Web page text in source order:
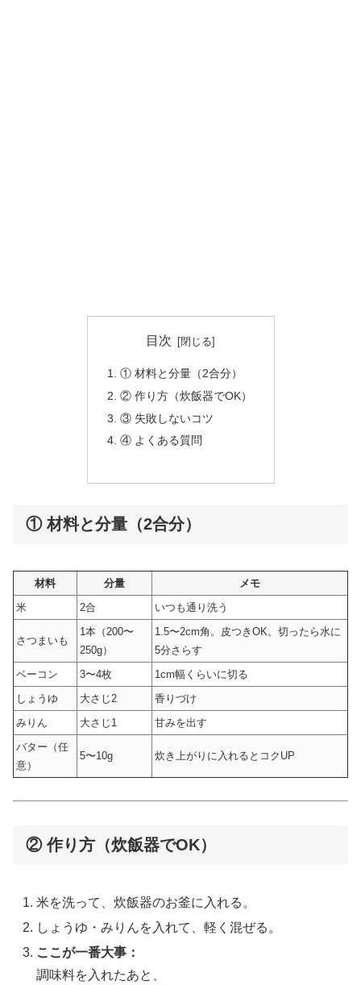
目次
① 材料と分量（2合分）
② 作り方（炊飯器でOK）
③ 失敗しないコツ
④ よくある質問
① 材料と分量（2合分）
材料 分量
メモ
米
2合 いつも通り洗う
さつまいも
1本（200〜
250g）
1.5〜2cm角。皮つきOK。切ったら水に
5分さらす
ベーコン
3〜4枚
1cm幅くらいに切る
しょうゆ
大さじ2
香りづけ
みりん
大さじ1
甘みを出す
バター（任
意）
5〜10g 炊き上がりに入れるとコクUP
② 作り方（炊飯器でOK）
米を洗って、炊飯器のお釜に入れる。
しょうゆ・みりんを入れて、軽く混ぜる。
ここが一番大事：
調味料を入れたあと、